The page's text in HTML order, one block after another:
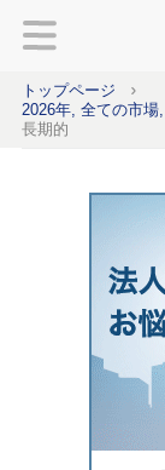
トップページ
2026年, 全ての市
長期的